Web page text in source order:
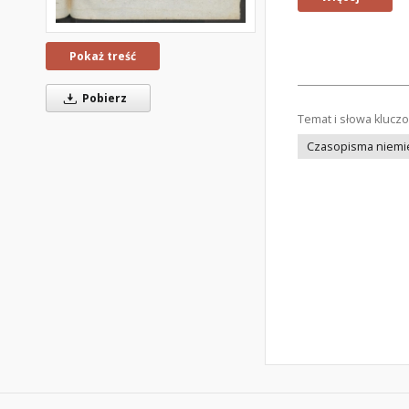
Pokaż treść
Pobierz
Temat i słowa
Czasopisma